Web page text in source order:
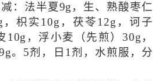
：法半夏9g，生、熟酸枣仁
枳实10g，茯苓12g，诃子
10g，浮小麦（先煎）30g，
。5剂，日1剂，水煎服，分